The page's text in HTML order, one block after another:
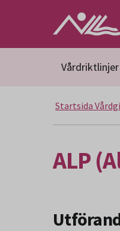
Gå till huvudmeny
Gå till övergripande
Vårdriktlinjer
Startsida
ALP